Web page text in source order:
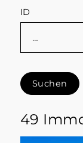
ID
Suchen
49